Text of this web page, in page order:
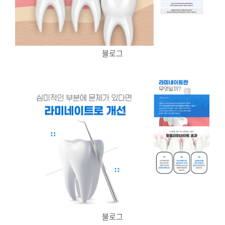
블로그
블로그